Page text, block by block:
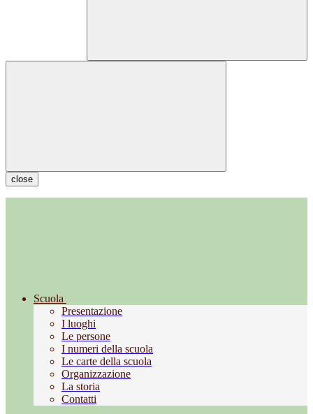
close
Scuola
Presentazione
I luoghi
Le persone
I numeri della scuola
Le carte della scuola
Organizzazione
La storia
Contatti